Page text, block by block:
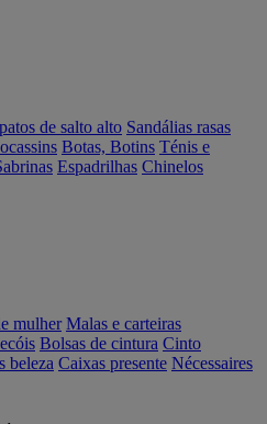
de salto alto Sandálias rasas
Botas, Botins Ténis e
Espadrilhas Chinelos
mulher Malas e carteiras
Bolsas de cintura Cinto
beleza Caixas presente Nécessaires